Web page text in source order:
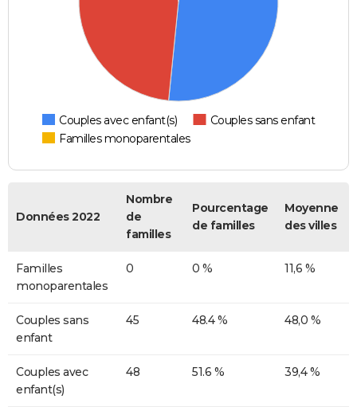
Couples avec enfant(s)
Couples sans enfant
Familles monoparentales
Données 2022
Nombre
de
familles
Pourcentage
de familles
Moyenne
des villes
Familles
monoparentales
0 0 % 11,6 %
Couples sans
enfant
45 48.4 % 48,0 %
Couples avec
enfant(s)
48 51.6 % 39,4 %